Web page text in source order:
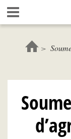
Aller
au
contenu
Gestion de vos